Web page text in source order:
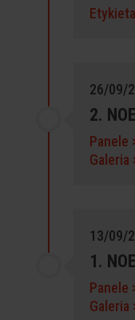
26/09/
2.
Panele
Galeria
13/09/
1.
Panele
Galeria